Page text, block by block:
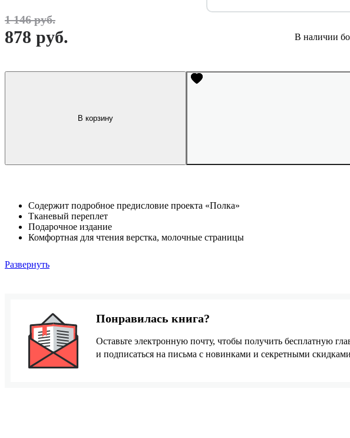
1 146 руб.
878 руб. В наличии
В корзину
Содержит подробное предисловие проекта «Полка»
Тканевый переплет
Подарочное издание
Комфортная для чтения верстка, молочные страницы
Развернуть
Понравилась книга?
Оставьте электронную почту, чтобы получить бесплатную
и подписаться на письма с новинками и секретными